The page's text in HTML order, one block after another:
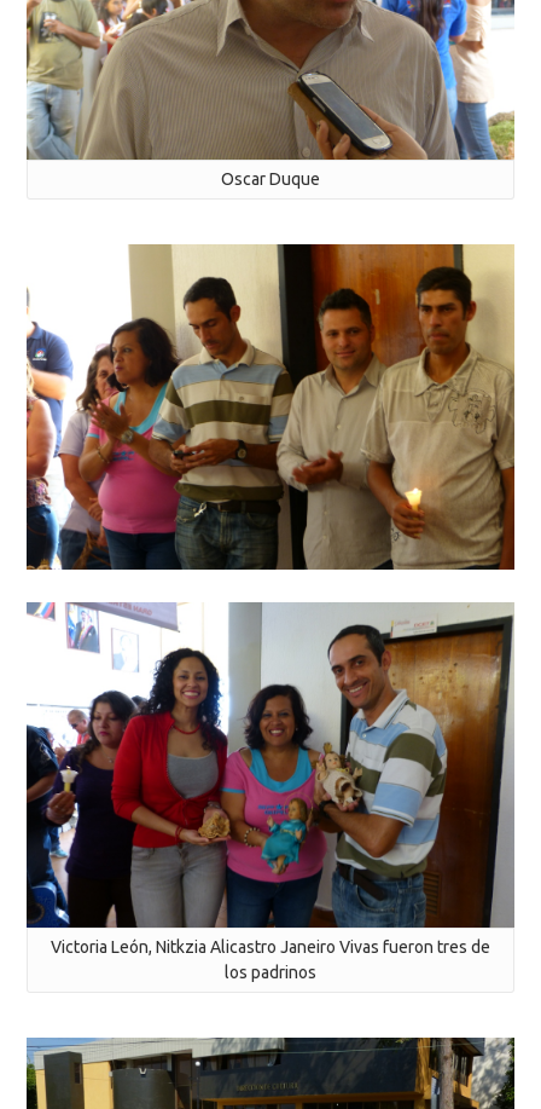
Oscar Duque
Victoria León, Nitkzia Alicastro Janeiro Vivas fueron tres de
los padrinos